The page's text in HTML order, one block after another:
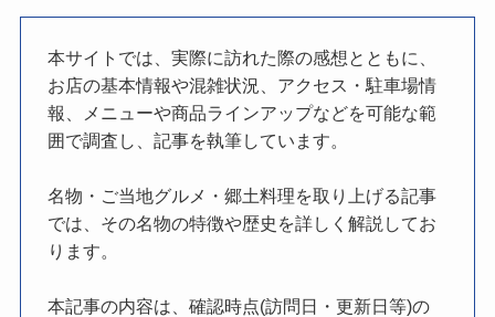
本サイトでは、実際に訪れた際の感想とともに、
お店の基本情報や混雑状況、アクセス・駐車場情
報、メニューや商品ラインアップなどを可能な範
囲で調査し、記事を執筆しています。
名物・ご当地グルメ・郷土料理を取り上げる記事
では、その名物の特徴や歴史を詳しく解説してお
ります。
本記事の内容は、確認時点(訪問日・更新日等)の